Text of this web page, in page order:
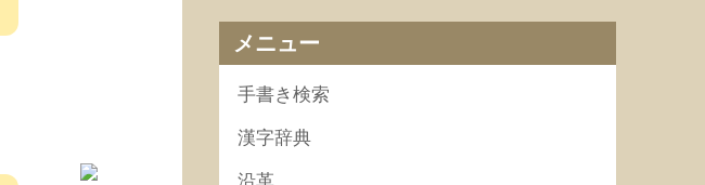
メニュー
手書き検索
漢字辞典